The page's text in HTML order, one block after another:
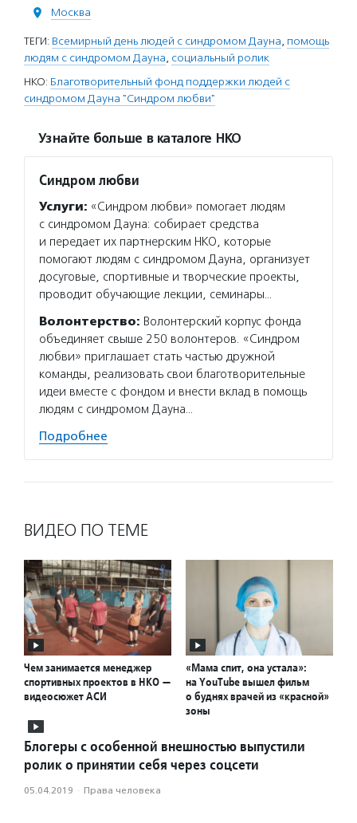
Москва
ТЕГИ: Всемирный день людей с синдромом Дауна, помощь
людям с синдромом Дауна, социальный ролик
НКО: Благотворительный фонд поддержки людей с
синдромом Дауна "Синдром любви"
Узнайте больше в каталоге НКО
Синдром любви
Услуги: «Синдром любви» помогает людям
с синдромом Дауна: собирает средства
и передает их партнерским НКО, которые
помогают людям с синдромом Дауна, организует
досуговые, спортивные и творческие проекты,
проводит обучающие лекции, семинары…
Волонтерство: Волонтерский корпус фонда
объединяет свыше 250 волонтеров. «Синдром
любви» приглашает стать частью дружной
команды, реализовать свои благотворительные
идеи вместе с фондом и внести вклад в помощь
людям с синдромом Дауна…
Подробнее
ВИДЕО ПО ТЕМЕ
Чем занимается менеджер
спортивных проектов в НКО —
видеосюжет АСИ
«Мама спит, она устала»:
на YouTube вышел фильм
о буднях врачей из «красной»
зоны
Блогеры с особенной внешностью выпустили
ролик о принятии себя через соцсети
05.04.2019 · Права человека